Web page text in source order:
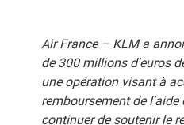
Air France – KLM a
de 300 millions d'euros
une opération visant à
remboursement de
continuer de soutenir le